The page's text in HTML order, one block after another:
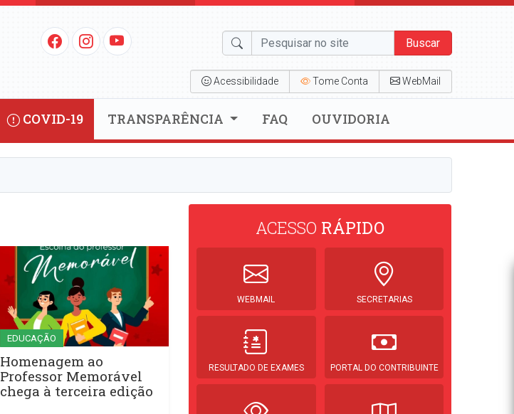
Buscar
Acessibilidade Tome Conta WebMail
COVID-19 TRANSPARÊNCIA FAQ OUVIDORIA
EDUCAÇÃO
Homenagem ao
Professor Memorável
chega à terceira edição
ACESSO RÁPIDO
WEBMAIL SECRETARIAS
RESULTADO DE EXAMES PORTAL DO CONTRIBUINTE